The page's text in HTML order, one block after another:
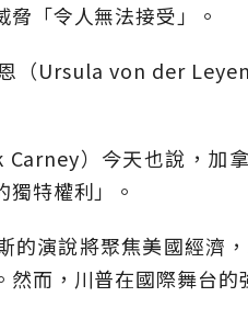
「令人無法接受」。
（Ursula von der
）今天也說，加
特權利」。
的演說將聚焦美國經濟
然而，川普在國際舞台